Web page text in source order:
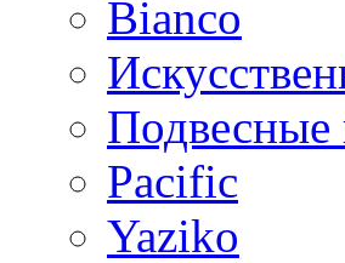
Bianco
Подвесные
Pacific
Yaziko